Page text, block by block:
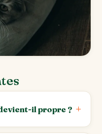
il propre ?